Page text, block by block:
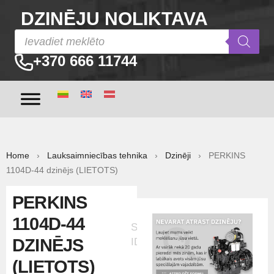
DZINĒJU NOLIKTAVA
+370 666 11744
Home › Lauksaimniecības tehnika › Dzinēji › PERKINS
1104D-44 dzinējs (LIETOTS)
PERKINS
1104D-44
DZINĒJS
(LIETOTS)
Sludinājuma
ID:20527